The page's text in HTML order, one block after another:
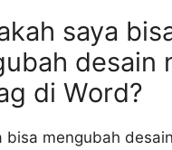
saya
desain
di Word?
bisa mengubah